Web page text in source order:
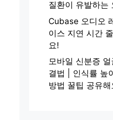
질환이 유발하는
Cubase 오디오
이스 지연 시간
요!
모바일 신분증
결법 | 인식률 높
방법 꿀팁 공유해